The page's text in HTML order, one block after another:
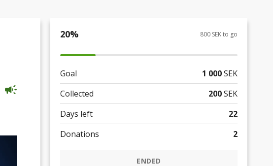
20% 800 SEK to go
Goal 1 000SEK
Collected
200SEK
Days left
22
Donations
2
ENDED